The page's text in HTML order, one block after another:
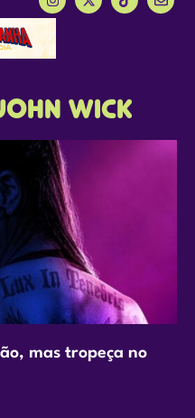
ferramentas
Wick
mas tropeça no